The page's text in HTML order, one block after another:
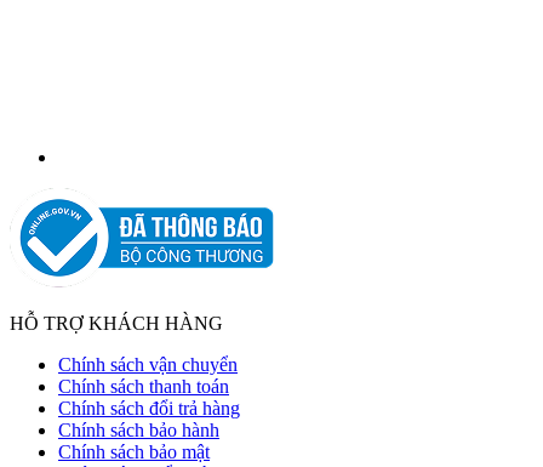
HỖ TRỢ KHÁCH HÀNG
Chính sách vận chuyển
Chính sách thanh toán
Chính sách đổi trả hàng
Chính sách bảo hành
Chính sách bảo mật